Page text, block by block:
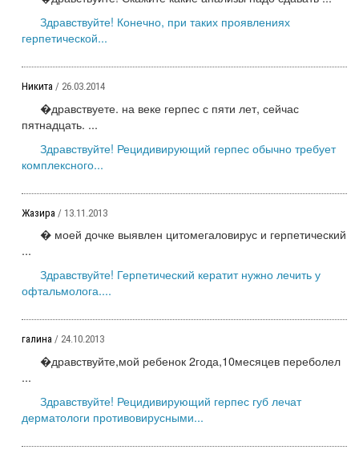
Здравствуйте! Конечно, при таких проявлениях
герпетической...
Никита / 26.03.2014
�дравствуете. на веке герпес с пяти лет, сейчас
пятнадцать. ...
Здравствуйте! Рецидивирующий герпес обычно требует
комплексного...
Жазира / 13.11.2013
� моей дочке выявлен цитомегаловирус и герпетический
...
Здравствуйте! Герпетический кератит нужно лечить у
офтальмолога....
галина / 24.10.2013
�дравствуйте,мой ребенок 2года,10месяцев переболел
...
Здравствуйте! Рецидивирующий герпес губ лечат
дерматологи противовирусными...